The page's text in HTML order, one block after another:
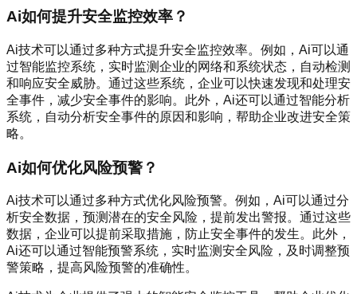
Ai如何提升安全监控效率？
Ai技术可以通过多种方式提升安全监控效率。例如，Ai可以通
过智能监控系统，实时监测企业的网络和系统状态，自动检测
和响应安全威胁。通过这些系统，企业可以快速发现和处理安
全事件，减少安全事件的影响。此外，Ai还可以通过智能分析
系统，自动分析安全事件的原因和影响，帮助企业改进安全策
略。
Ai如何优化风险预警？
Ai技术可以通过多种方式优化风险预警。例如，Ai可以通过分
析安全数据，预测潜在的安全风险，提前发出警报。通过这些
数据，企业可以提前采取措施，防止安全事件的发生。此外，
Ai还可以通过智能预警系统，实时监测安全风险，及时调整预
警策略，提高风险预警的准确性。